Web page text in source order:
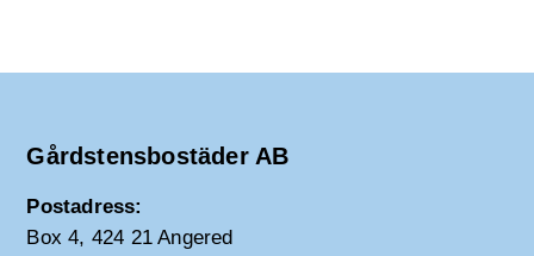
Gårdstensbostäder AB
Postadress:
Box 4, 424 21 Angered